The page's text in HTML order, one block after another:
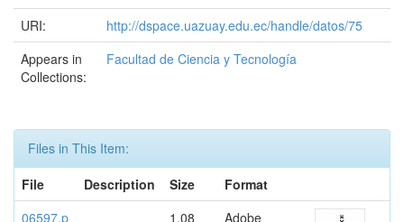
URI:
http://dspace.uazuay.edu.ec/handle/datos/75
Appears in
Collections:
Facultad de Ciencia y Tecnología
Files in This Item:
File
Description Size
Format
06597.p
1,08
Adobe